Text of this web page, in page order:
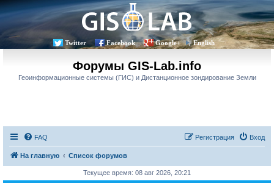
Twitter Facebook Google+ English
Форумы GIS-Lab.info
Геоинформационные системы (ГИС) и Дистанционное зондирование Земли
FAQ Вход
Регистрация
На главную Список форумов
Текущее время: 08 авг 2026, 20:21